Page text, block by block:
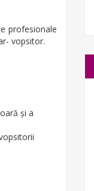
profesionale
vopsitor.
şi a